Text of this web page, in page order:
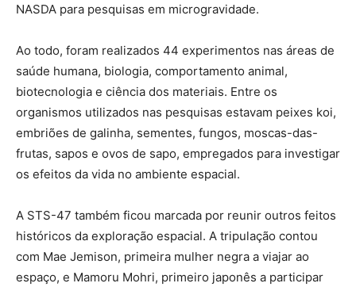
NASDA para pesquisas em microgravidade.
Ao todo, foram realizados 44 experimentos nas áreas de
saúde humana, biologia, comportamento animal,
biotecnologia e ciência dos materiais. Entre os
organismos utilizados nas pesquisas estavam peixes koi,
embriões de galinha, sementes, fungos, moscas-das-
frutas, sapos e ovos de sapo, empregados para investigar
os efeitos da vida no ambiente espacial.
A STS-47 também ficou marcada por reunir outros feitos
históricos da exploração espacial. A tripulação contou
com Mae Jemison, primeira mulher negra a viajar ao
espaço, e Mamoru Mohri, primeiro japonês a participar